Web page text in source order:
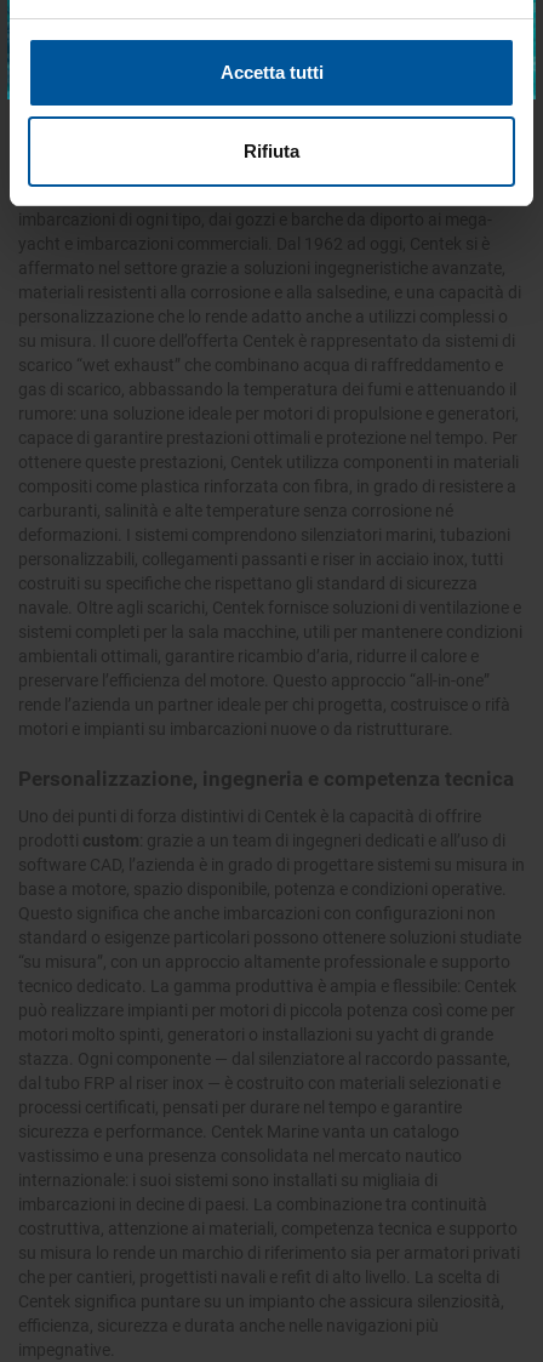
Accetta tutti
Rifiuta
Centek: il punto di riferimento nei sistemi di
scarico e ventilazione per motori marini
progettazione e produzione di sistemi di scarico e ventilazione per
affermato nel settore grazie a soluzioni ingegneristiche avanzate,
materiali resistenti alla corrosione e alla salsedine, e una capacità di
personalizzazione che lo rende adatto anche a utilizzi complessi o
su misura. Il cuore dell’offerta Centek è rappresentato da sistemi di
scarico “wet exhaust” che combinano acqua di raffreddamento e
gas di scarico, abbassando la temperatura dei fumi e attenuando il
rumore: una soluzione ideale per motori di propulsione e generatori,
capace di garantire prestazioni ottimali e protezione nel tempo. Per
ottenere queste prestazioni, Centek utilizza componenti in materiali
compositi come plastica rinforzata con fibra, in grado di resistere a
carburanti, salinità e alte temperature senza corrosione né
deformazioni. I sistemi comprendono silenziatori marini, tubazioni
personalizzabili, collegamenti passanti e riser in acciaio inox, tutti
costruiti su specifiche che rispettano gli standard di sicurezza
navale. Oltre agli scarichi, Centek fornisce soluzioni di ventilazione e
sistemi completi per la sala macchine, utili per mantenere condizioni
ambientali ottimali, garantire ricambio d’aria, ridurre il calore e
preservare l’efficienza del motore. Questo approccio “all-in-one”
rende l’azienda un partner ideale per chi progetta, costruisce o rifà
motori e impianti su imbarcazioni nuove o da ristrutturare.
Personalizzazione, ingegneria e competenza tecnica
Uno dei punti di forza distintivi di Centek è la capacità di offrire
prodotti custom : grazie a un team di ingegneri dedicati e all’uso di
software CAD, l’azienda è in grado di progettare sistemi su misura in
base a motore, spazio disponibile, potenza e condizioni operative.
Questo significa che anche imbarcazioni con configurazioni non
standard o esigenze particolari possono ottenere soluzioni studiate
“su misura”, con un approccio altamente professionale e supporto
tecnico dedicato. La gamma produttiva è ampia e flessibile: Centek
può realizzare impianti per motori di piccola potenza così come per
motori molto spinti, generatori o installazioni su yacht di grande
stazza. Ogni componente — dal silenziatore al raccordo passante,
dal tubo FRP al riser inox — è costruito con materiali selezionati e
processi certificati, pensati per durare nel tempo e garantire
sicurezza e performance. Centek Marine vanta un catalogo
vastissimo e una presenza consolidata nel mercato nautico
internazionale: i suoi sistemi sono installati su migliaia di
imbarcazioni in decine di paesi. La combinazione tra continuità
costruttiva, attenzione ai materiali, competenza tecnica e supporto
su misura lo rende un marchio di riferimento sia per armatori privati
che per cantieri, progettisti navali e refit di alto livello. La scelta di
Centek significa puntare su un impianto che assicura silenziosità,
efficienza, sicurezza e durata anche nelle navigazioni più
impegnative.